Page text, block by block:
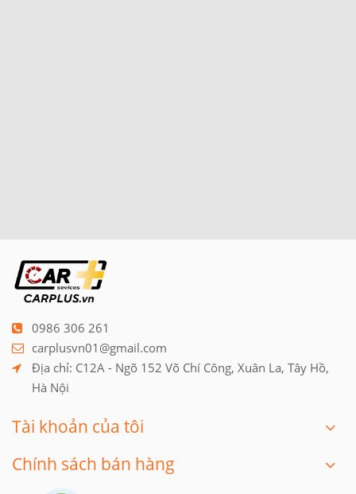
0986 306 261
carplusvn01@gmail.com
Địa chỉ: C12A - Ngõ 152 Võ Chí Công, Xuân La, Tây Hồ,
Hà Nội
Tài khoản của tôi
Chính sách bán hàng